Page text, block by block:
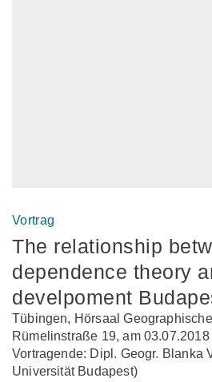
Vortrag
The relationship
dependence theory
develpoment
Tübingen, Hörsaal
Rümelinstraße 19, am 03.07.2018
Vortragende: Dipl. Geogr. Blanka
Universität Budapest)